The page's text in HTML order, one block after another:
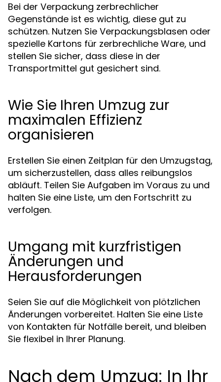
Bei der Verpackung zerbrechlicher
Gegenstände ist es wichtig, diese gut zu
schützen. Nutzen Sie Verpackungsblasen oder
spezielle Kartons für zerbrechliche Ware, und
stellen Sie sicher, dass diese in der
Transportmittel gut gesichert sind.
Wie Sie Ihren Umzug zur
maximalen Effizienz
organisieren
Erstellen Sie einen Zeitplan für den Umzugstag,
um sicherzustellen, dass alles reibungslos
abläuft. Teilen Sie Aufgaben im Voraus zu und
halten Sie eine Liste, um den Fortschritt zu
verfolgen.
Umgang mit kurzfristigen
Änderungen und
Herausforderungen
Seien Sie auf die Möglichkeit von plötzlichen
Änderungen vorbereitet. Halten Sie eine Liste
von Kontakten für Notfälle bereit, und bleiben
Sie flexibel in Ihrer Planung.
Nach dem Umzug: In Ihr